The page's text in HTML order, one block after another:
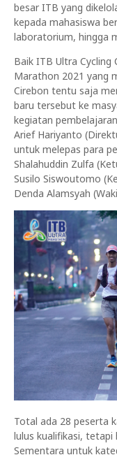
besar ITB yang
kepada mahasiswa
laboratorium, hingga
Baik ITB Ultra Cycling
Marathon 2021 yang
Cirebon tentu saja
baru tersebut ke
kegiatan
Arief Hariyanto
untuk melepas para
Shalahuddin Zulfa
Susilo Siswoutomo
Denda Alamsyah
Total ada 28 peserta
lulus kualifikasi, tetapi
Sementara untuk